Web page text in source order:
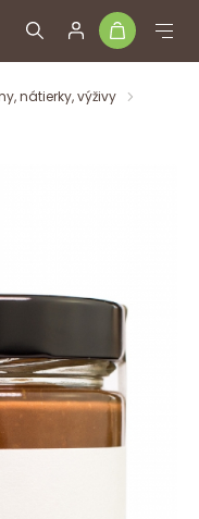
nátierky, výživy